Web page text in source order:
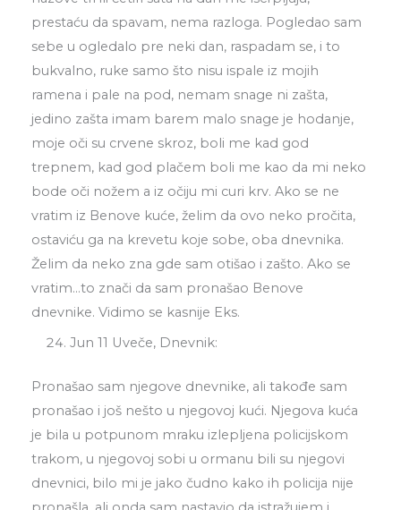
prestaću da spavam, nema razloga. Pogledao sam
sebe u ogledalo pre neki dan, raspadam se, i to
bukvalno, ruke samo što nisu ispale iz mojih
ramena i pale na pod, nemam snage ni zašta,
jedino zašta imam barem malo snage je hodanje,
moje oči su crvene skroz, boli me kad god
trepnem, kad god plačem boli me kao da mi neko
bode oči nožem a iz očiju mi curi krv. Ako se ne
vratim iz Benove kuće, želim da ovo neko pročita,
ostaviću ga na krevetu koje sobe, oba dnevnika.
Želim da neko zna gde sam otišao i zašto. Ako se
vratim…to znači da sam pronašao Benove
dnevnike. Vidimo se kasnije Eks.
Jun 11 Uveče, Dnevnik:
Pronašao sam njegove dnevnike, ali takođe sam
pronašao i još nešto u njegovoj kući. Njegova kuća
je bila u potpunom mraku izlepljena policijskom
trakom, u njegovoj sobi u ormanu bili su njegovi
dnevnici, bilo mi je jako čudno kako ih policija nije